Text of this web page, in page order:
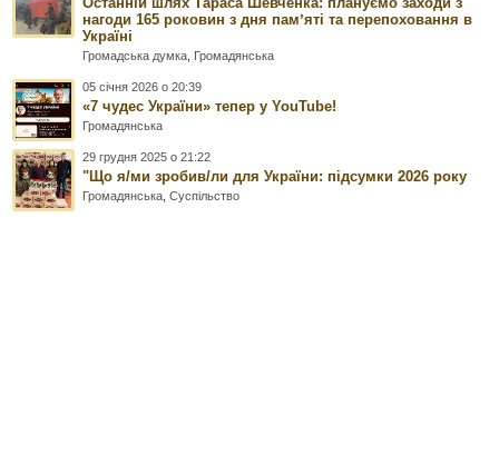
нагоди 165 роковин з дня памʼяті та перепоховання в
Україні
Громадська думка Громадянська
05 січня 2026 о 20:39
«7 чудес України» тепер у YouTube!
Громадянська
29 грудня 2025 о 21:22
"Що я/ми зробив/ли для України: підсумки 2026 року
Громадянська ,Суспільство